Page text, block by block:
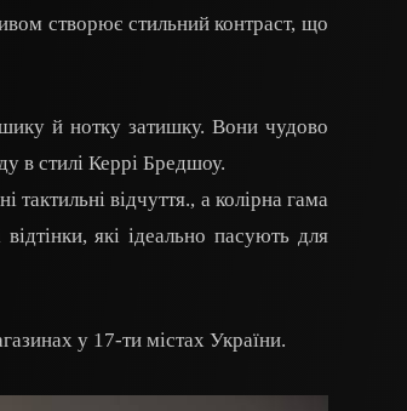
створює стильний контраст, що
й нотку затишку. Вони чудово
в стилі Керрі Бредшоу.
тактильні відчуття., а колірна гама
які ідеально пасують для
у 17-ти містах України.